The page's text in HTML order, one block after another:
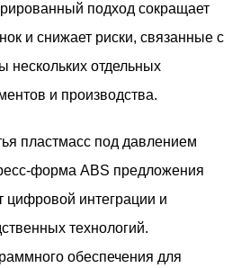
подход сокращает
и снижает риски, связанные с
нескольких отдельных
и производства.
пластмасс под давлением
форма ABS предложения
цифровой интеграции и
технологий.
обеспечения для